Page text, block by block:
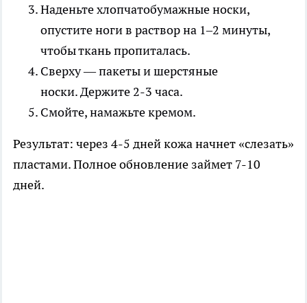
Наденьте хлопчатобумажные носки,
опустите ноги в раствор на 1–2 минуты,
чтобы ткань пропиталась.
Сверху — пакеты и шерстяные
носки. Держите 2-3 часа.
Смойте, намажьте кремом.
Результат: через 4-5 дней кожа начнет «слезать»
пластами. Полное обновление займет 7-10
дней.